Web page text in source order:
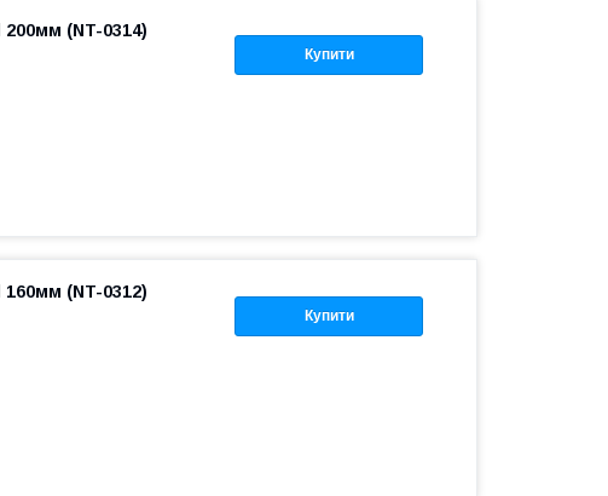
Купити
(NT-0314)
Купити
(NT-0312)